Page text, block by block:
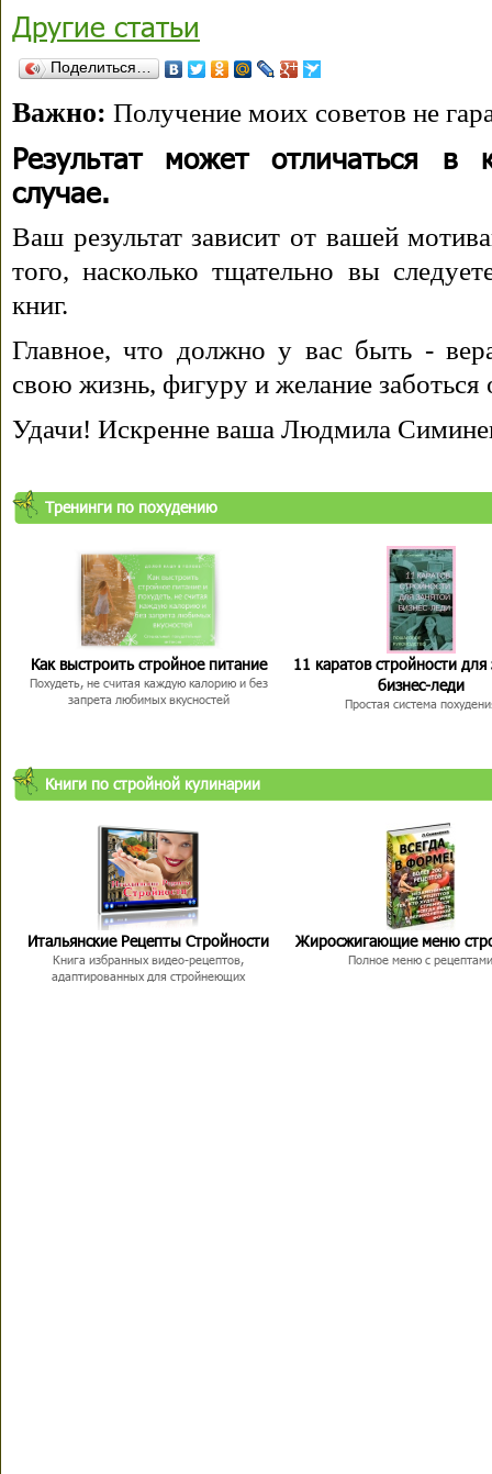
Другие статьи
Поделиться…
Важно: Получение моих советов не
Результат может отличаться в
случае.
Ваш результат зависит от вашей
того, насколько тщательно вы
книг.
Главное, что должно у вас быть -
свою жизнь, фигуру и желание заботься
Удачи! Искренне ваша Людмила
Тренинги по похудению
Как выстроить стройное питание
Похудеть, не считая каждую калорию и без
запрета любимых вкусностей
11 каратов стройности для
бизнес-леди
Простая система
Книги по стройной кулинарии
Итальянские Рецепты Стройности
Книга избранных видео-рецептов,
адаптированных для стройнеющих
Жиросжигающие меню
Полное меню с рецептами